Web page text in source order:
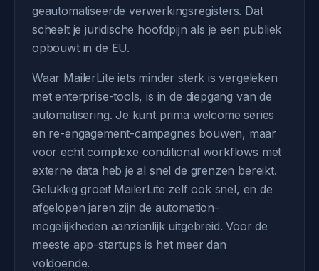
geautomatiseerde verwerkingsregisters. Dat
scheelt je juridische hoofdpijn als je een publiek
opbouwt in de EU.
Waar MailerLite iets minder sterk is vergeleken
met enterprise-tools, is in de diepgang van de
automatisering. Je kunt prima welcome series
en re-engagement-campagnes bouwen, maar
voor echt complexe conditional workflows met
externe data heb je al snel de grenzen bereikt.
Gelukkig groeit MailerLite zelf ook snel, en de
afgelopen jaren zijn de automation-
mogelijkheden aanzienlijk uitgebreid. Voor de
meeste app-startups is het meer dan
voldoende.